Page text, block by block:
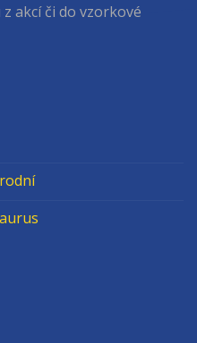
akcí či do vzorkové